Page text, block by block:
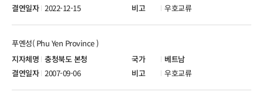
2022-12-15 우호교류
충청북도 본청 베트남
푸옌성( Phu Yen Province )
2007-09-06 우호교류